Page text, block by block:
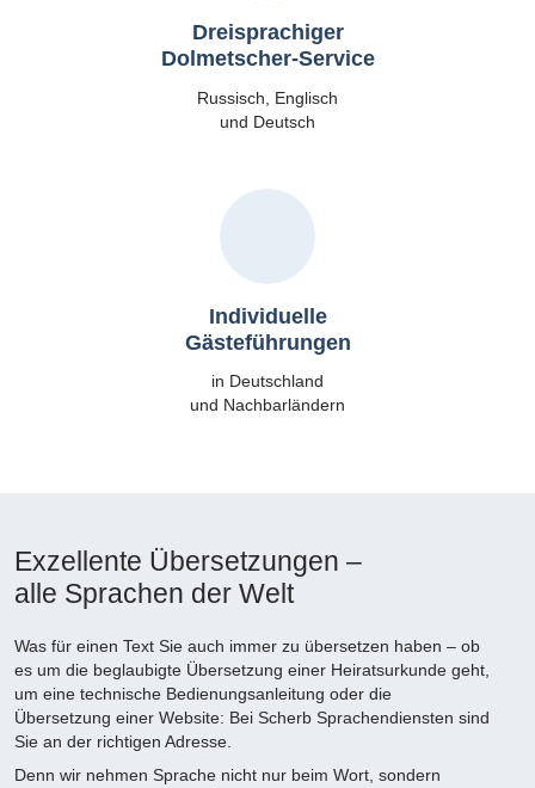
Dreisprachiger
Dolmetscher-Service
Russisch, Englisch
und Deutsch
Individuelle
Gästeführungen
in Deutschland
und Nachbarländern
Exzellente Übersetzungen –
alle Sprachen der Welt
Was für einen Text Sie auch immer zu übersetzen haben – ob
es um die beglaubigte Übersetzung einer Heiratsurkunde geht,
um eine technische Bedienungsanleitung oder die
Übersetzung einer Website: Bei Scherb Sprachendiensten sind
Sie an der richtigen Adresse.
Denn wir nehmen Sprache nicht nur beim Wort, sondern